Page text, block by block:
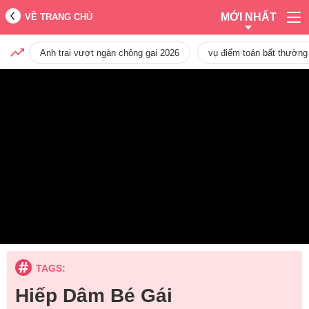
VỀ TRANG CHỦ MỚI NHẤT
Anh trai vượt ngàn chông gai 2026 vụ điểm toán bất
TAGS:
Hiếp Dâm Bé Gái